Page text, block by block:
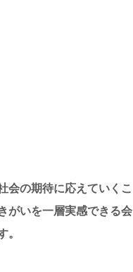
会の期待に応えていくこ
がいを一層実感できる会
。